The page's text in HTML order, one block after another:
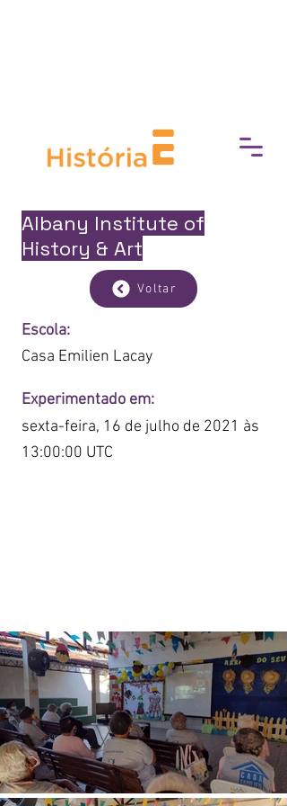
Albany Institute of
History & Art
Voltar
Escola:
Casa Emilien Lacay
Experimentado em:
sexta-feira, 16 de julho de 2021 às
13:00:00 UTC